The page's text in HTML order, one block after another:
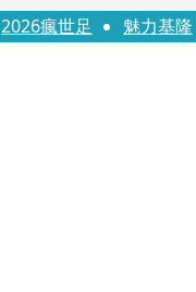
快訊
「簽名牆變戰
2026瘋世足 魅力基隆